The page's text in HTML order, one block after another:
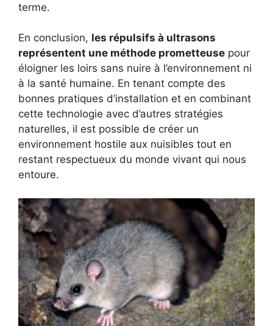
terme.
En conclusion, les répulsifs à ultrasons
représentent une méthode prometteuse pour
éloigner les loirs sans nuire à l’environnement ni
à la santé humaine. En tenant compte des
bonnes pratiques d’installation et en combinant
cette technologie avec d’autres stratégies
naturelles, il est possible de créer un
environnement hostile aux nuisibles tout en
restant respectueux du monde vivant qui nous
entoure.